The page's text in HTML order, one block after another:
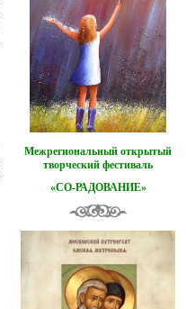
Межрегиональный открытый
творческий фестиваль
«СО-РАДОВАНИЕ»